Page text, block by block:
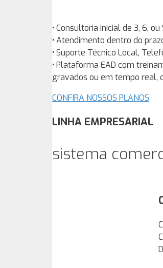
•Consultoria inicial de 3, 6,
•Atendimento dentro do
•Suporte Técnico Local,
•Plataforma EAD com
gravados ou em tempo real,
CONFIRA NOSSOS PLANOS
LINHA EMPRESARIAL
sistema